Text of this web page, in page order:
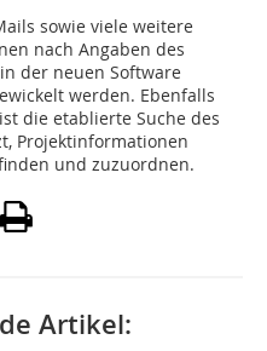
sowie viele weitere
nach Angaben des
der neuen Software
werden. Ebenfalls
die etablierte Suche des
Projektinformationen
und zuzuordnen.
Artikel: